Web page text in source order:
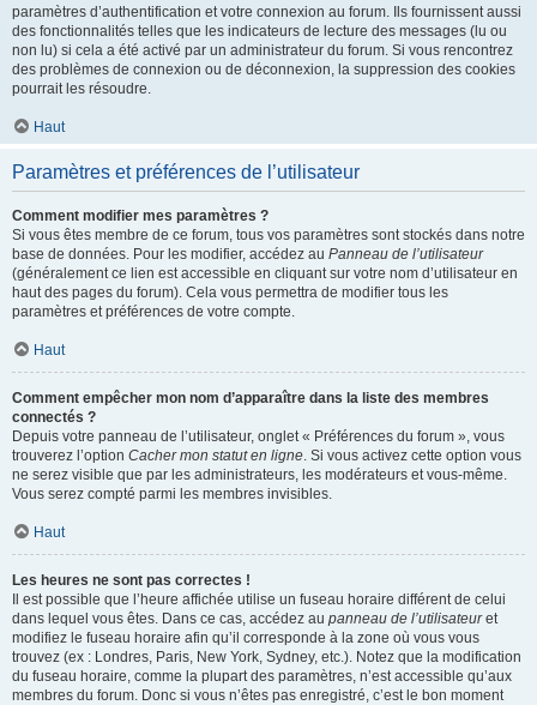
paramètres d’authentification et votre connexion au forum. Ils fournissent aussi
des fonctionnalités telles que les indicateurs de lecture des messages (lu ou
non lu) si cela a été activé par un administrateur du forum. Si vous rencontrez
des problèmes de connexion ou de déconnexion, la suppression des cookies
pourrait les résoudre.
Haut
Paramètres et préférences de l’utilisateur
Comment modifier mes paramètres ?
Si vous êtes membre de ce forum, tous vos paramètres sont stockés dans notre
base de données. Pour les modifier, accédez au Panneau de l’utilisateur
(généralement ce lien est accessible en cliquant sur votre nom d’utilisateur en
haut des pages du forum). Cela vous permettra de modifier tous les
paramètres et préférences de votre compte.
Haut
Comment empêcher mon nom d’apparaître dans la liste des membres
connectés ?
Depuis votre panneau de l’utilisateur, onglet « Préférences du forum », vous
trouverez l’option Cacher mon statut en ligne. Si vous activez cette option vous
ne serez visible que par les administrateurs, les modérateurs et vous-même.
Vous serez compté parmi les membres invisibles.
Haut
Les heures ne sont pas correctes !
Il est possible que l’heure affichée utilise un fuseau horaire différent de celui
dans lequel vous êtes. Dans ce cas, accédez au panneau de l’utilisateuret
modifiez le fuseau horaire afin qu’il corresponde à la zone où vous vous
trouvez (ex : Londres, Paris, New York, Sydney, etc.). Notez que la modification
du fuseau horaire, comme la plupart des paramètres, n’est accessible qu’aux
membres du forum. Donc si vous n’êtes pas enregistré, c’est le bon moment